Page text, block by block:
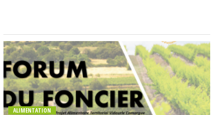
ALIMENTATION